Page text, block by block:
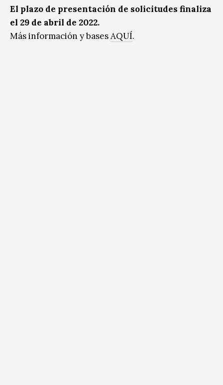
El plazo de presentación de solicitudes finaliza
el 29 de abril de 2022.
Más información y basesAQUÍ.